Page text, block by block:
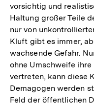
vorsichtig und
Haltung großer Teile
nur von
Kluft gibt es immer,
wachsende Gefahr.
ohne Umschweife
vertreten, kann diese
Demagogen werden
Feld der öffentlichen